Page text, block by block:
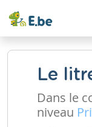
Le
Dans le
niveau